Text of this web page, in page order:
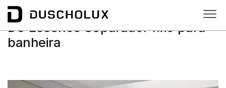
D3 Essence
D3 Essence Separador fixo para
banheira